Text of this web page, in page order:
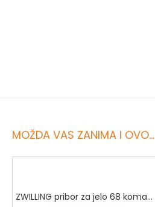
MOŽDA VAS ZANIMA I OVO...
ZWILLING pribor za jelo 68 komada - 1000712